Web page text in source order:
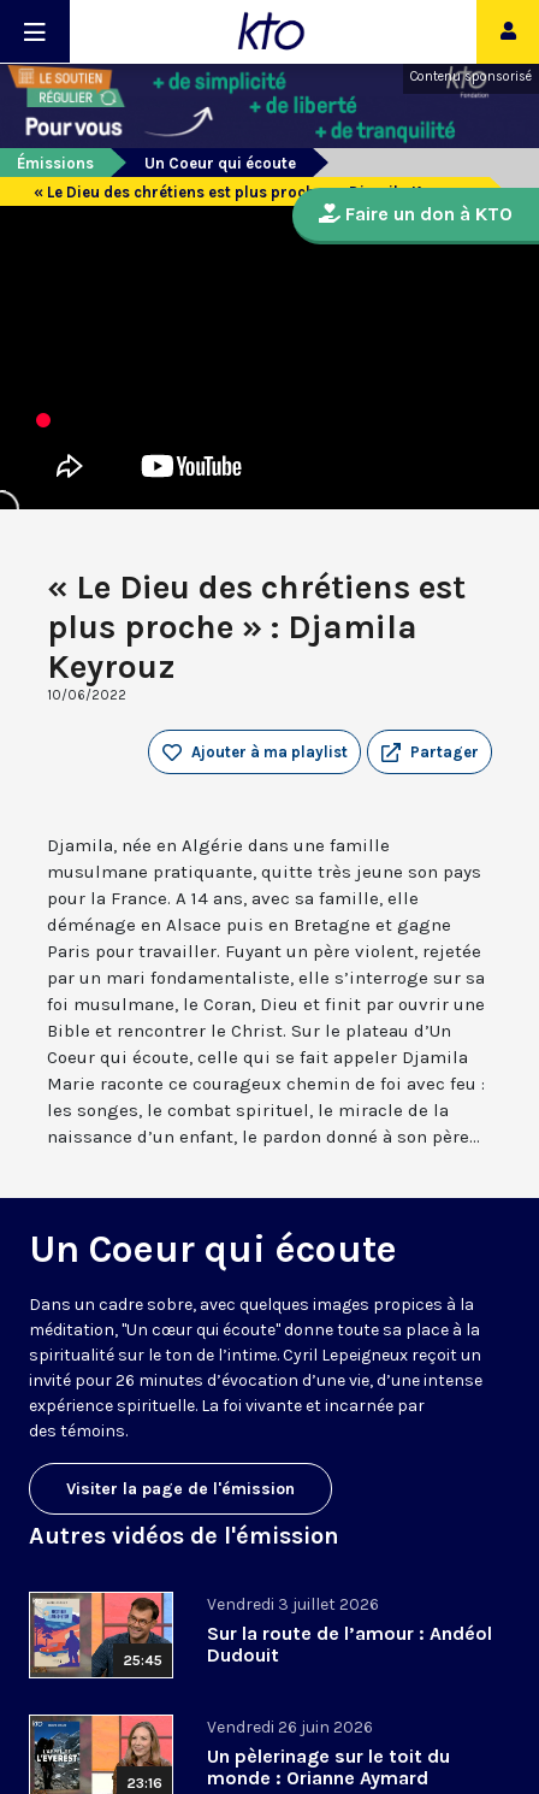
Contenu sponsorisé
Émissions
Un Coeur qui écoute
« Le Dieu des chrétiens est plus proche » : Djamila Keyrouz
« Le Dieu des chrétiens est
plus proche » : Djamila
Keyrouz
10/06/2022
Partager
Ajouter à ma playlist
Djamila, née en Algérie dans une famille
musulmane pratiquante, quitte très jeune son pays
pour la France. A 14 ans, avec sa famille, elle
déménage en Alsace puis en Bretagne et gagne
Paris pour travailler. Fuyant un père violent, rejetée
par un mari fondamentaliste, elle s’interroge sur sa
foi musulmane, le Coran, Dieu et finit par ouvrir une
Bible et rencontrer le Christ. Sur le plateau d’Un
Coeur qui écoute, celle qui se fait appeler Djamila
Marie raconte ce courageux chemin de foi avec feu :
les songes, le combat spirituel, le miracle de la
naissance d’un enfant, le pardon donné à son père...
Un Coeur qui écoute
Dans un cadre sobre, avec quelques images propices à la
méditation, "Un cœur qui écoute" donne toute sa place à la
spiritualité sur le ton de l’intime. Cyril Lepeigneux reçoit un
invité pour 26 minutes d’évocation d’une vie, d’une intense
expérience spirituelle. La foi vivante et incarnée par
des témoins.
Visiter la page de l'émission
Autres vidéos de l'émission
25:45
Vendredi 3 juillet 2026
Sur la route de l’amour : Andéol
Dudouit
23:16
Vendredi 26 juin 2026
Un pèlerinage sur le toit du
monde : Orianne Aymard
Faire un don à KTO